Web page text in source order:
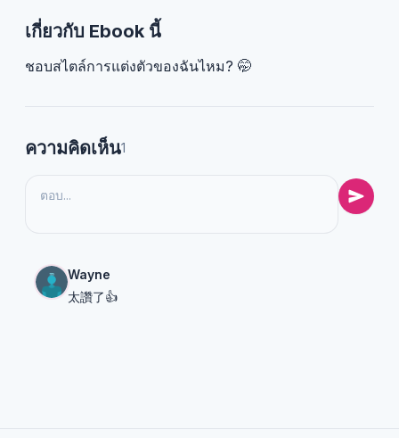
เกี่ยวกับ Ebook นี้
ชอบสไตล์การแต่งตัวของฉันไหม? 🤭
ความคิดเห็น1
Wayne
太讚了👍